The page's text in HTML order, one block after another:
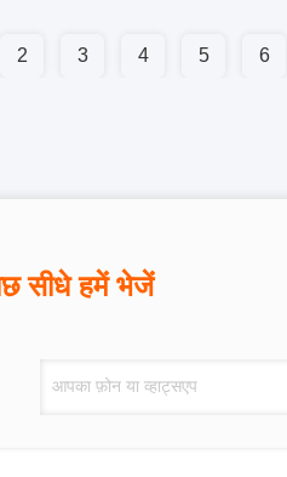
2 3 4 5 6
सीधे हमें भेजें